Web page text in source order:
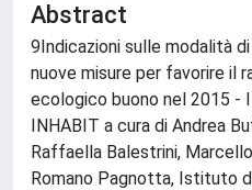
Abstract
9Indicazioni sulle modalità
nuove misure per favorire il
ecologico buono nel 2015 -
INHABIT a cura di Andrea
Raffaella Balestrini,
Romano Pagnotta, Istituto